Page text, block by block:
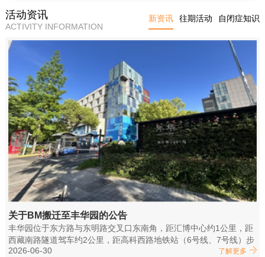
够用英语作为日常工作语言；
3.不少于5年以上幼儿教育、早教、自闭症教育工作经
验，具有应用行为分析和自闭症儿童教学训练工作丰富
的教学经历;
4.喜欢小朋友，有爱心、有耐心、有责任心，亲和力强，
具有教师团队管理能力。
任职要求：
1.大专学历及以上，儿童教育，心理学或相关专业。
作经验者优先考虑。
3.喜欢孩子；有爱心、耐心、责任心，进取心；性格活泼
开朗；有较强的学习能力；做事踏实认真；有良好的团
队协作精神。
4.普通话，英语流利者优先考虑。
5.五官端正，形象气质佳。
活动资讯
ACTIVITY INFORMATION
新资讯 往期活动 自闭症知识
关于BM搬迁至丰华园的公告
丰华园位于东方路与东明路交叉口东南角，距汇博中心约1公里，距
西藏南路隧道驾车约2公里，距高科西路地铁站（6号线、7号线）步
行约500米
2026-06-30 了解更多